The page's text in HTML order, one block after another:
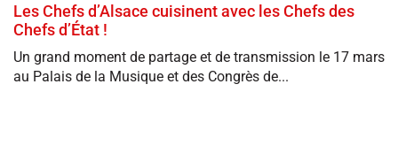
Les Chefs d’Alsace cuisinent avec les Chefs des
Chefs d’État !
Un grand moment de partage et de transmission le 17 mars
au Palais de la Musique et des Congrès de...